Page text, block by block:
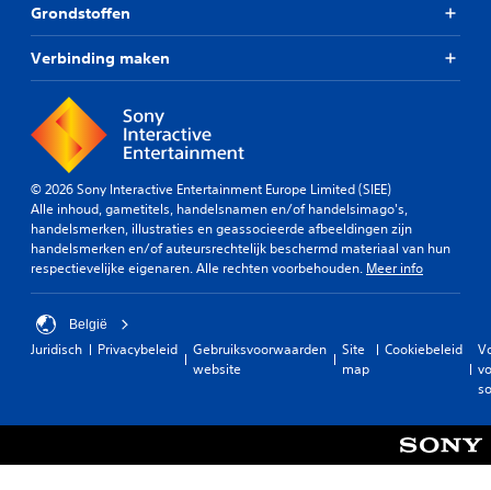
Grondstoffen
Verbinding maken
© 2026 Sony Interactive Entertainment Europe Limited (SIEE)
Alle inhoud, gametitels, handelsnamen en/of handelsimago's,
handelsmerken, illustraties en geassocieerde afbeeldingen zijn
handelsmerken en/of auteursrechtelijk beschermd materiaal van hun
respectievelijke eigenaren. Alle rechten voorbehouden. Meer info
België
Juridisch Privacybeleid
Gebruiksvoorwaarden
website
Site
map
Cookiebeleid